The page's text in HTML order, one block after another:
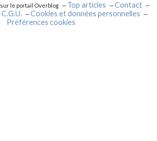
sur le portail Overblog Top articles
Contact
C.G.U.
Cookies et données personnelles
Préférences cookies